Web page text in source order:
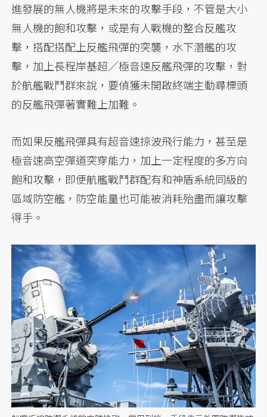
進發展的無人機將是未來的攻擊手段，不管是大小
無人機的飽和攻擊，或是有人戰機的整合反艦攻
擊，搭配搭配上反艦飛彈的突襲，水下潛艦的攻
擊，加上長程岸基超／極音速反艦飛彈的攻擊，對
於航艦戰鬥群來說，要偵獲未開啟終端主動尋標頭
的反艦飛彈著實難上加難。
而如果反艦飛彈具有超音速掠波飛行能力，甚至是
極音速高空彈道突穿能力，加上一定程度的多方向
飽和攻擊，即便航艦戰鬥群配有和神盾系統同級的
區域防空艦，防空能量也可能被消耗殆盡而讓攻擊
得手。